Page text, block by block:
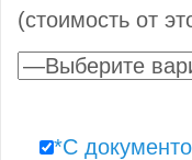
(стоимость от
*С